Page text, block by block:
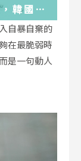
韓國最
金美敬
自暴自棄的
在最脆弱時
是一句動人